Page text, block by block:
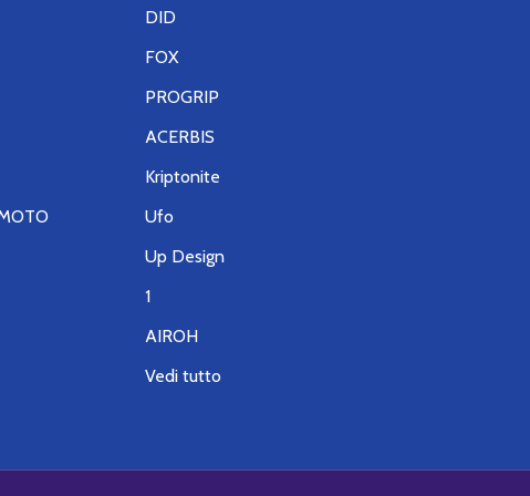
DID
FOX
PROGRIP
ACERBIS
Kriptonite
Ufo
Up Design
1
AIROH
Vedi tutto